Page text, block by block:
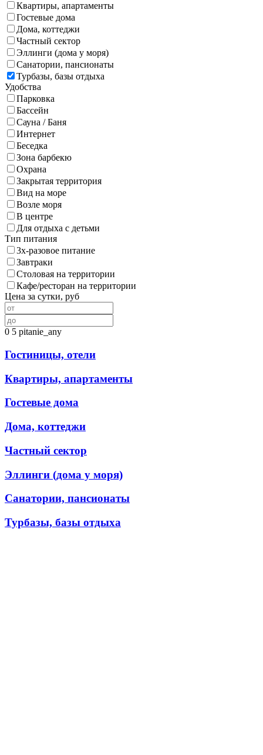
Квартиры, апартаменты
Гостевые дома
Дома, коттеджи
Частный сектор
Эллинги (дома у моря)
Санатории, пансионаты
Турбазы, базы отдыха
Удобства
Парковка
Бассейн
Сауна / Баня
Интернет
Беседка
Зона барбекю
Охрана
Закрытая территория
Вид на море
Возле моря
В центре
Для отдыха с детьми
Тип питания
3х-разовое питание
Завтраки
Столовая на территории
Кафе/ресторан на территории
Цена за сутки, руб
0 5 pitanie_any
Гостиницы, отели
Квартиры, апартаменты
Гостевые дома
Дома, коттеджи
Частный сектор
Эллинги (дома у моря)
Санатории, пансионаты
Турбазы, базы отдыха